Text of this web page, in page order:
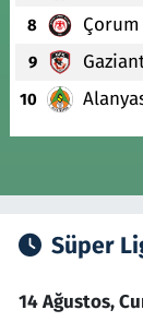
8 Çorum
9
10
Süper
14 Ağustos,